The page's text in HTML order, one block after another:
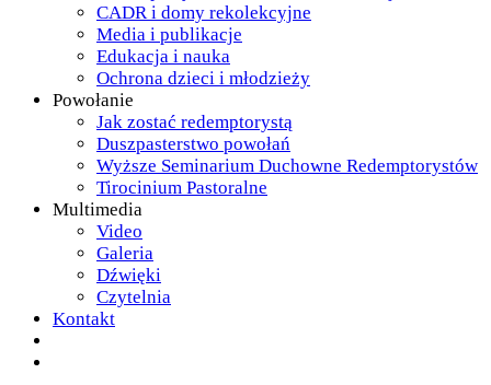
CADR i domy rekolekcyjne
Media i publikacje
Edukacja i nauka
Ochrona dzieci i młodzieży
Powołanie
Jak zostać redemptorystą
Duszpasterstwo powołań
Wyższe Seminarium Duchowne Redemptorystów
Tirocinium Pastoralne
Multimedia
Video
Galeria
Dźwięki
Czytelnia
Kontakt